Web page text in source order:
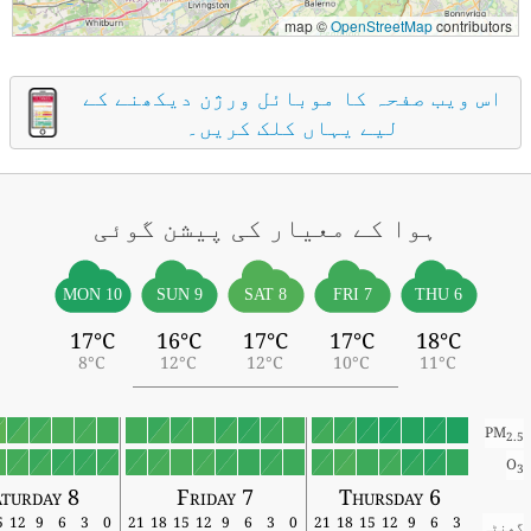
map ©OpenStreetMapcontributors
اس ویب صفحہ کا موبائل ورژن دیکھنے کے
لیے یہاں کلک کریں۔
ہوا کے معیار کی پیشن گوئی
THU 6
18°C
11°C
FRI 7
17°C
10°C
SAT 8
17°C
12°C
SUN 9
16°C
12°C
MON 10
17°C
8°C
PM2.5
O
Thursday 6
Friday 7
8
گھنٹہ 3
6
9
12
15
18
21
0
3
6
9
12
15
18
21
0
3
6
9
12